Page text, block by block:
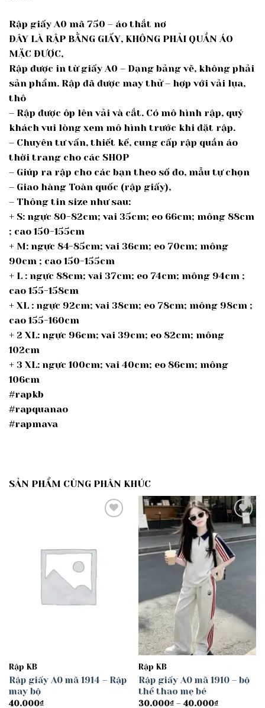
Rập giấy A0 mã 750 – áo thắt nơ
ĐÂY LÀ RẬP BẰNG GIẤY, KHÔNG PHẢI QUẦN ÁO
MẶC ĐƯỢC,
Rập được in từ giấy A0 – Dạng bảng vẽ, không phải
sản phẩm. Rập đã được may thử – hợp với vải lụa,
thô
– Rập được ôp lên vải và cắt. Có mô hình rập, quý
khách vui lòng xem mô hình trước khi đặt rập.
– Chuyên tư vấn, thiết kế, cung cấp rập quần áo
thời trang cho các SHOP
– Giúp ra rập cho các bạn theo số đo, mẫu tự chọn
– Giao hàng Toàn quốc (rập giấy),
– Thông tin size như sau:
+ S: ngực 80-82cm; vai 35cm; eo 66cm; mông 88cm
; cao 150-155cm
+ M: ngực 84-85cm; vai 36cm; eo 70cm; mông
90cm ; cao 150-155cm
+ L : ngực 88cm; vai 37cm; eo 74cm; mông 94cm ;
cao 155-158cm
+ XL : ngực 92cm; vai 38cm; eo 78cm; mông 98cm ;
cao 155-160cm
+ 2 XL: ngực 96cm; vai 39cm; eo 82cm; mông
102cm
+ 3 XL: ngực 100cm; vai 40cm; eo 86cm; mông
106cm
#rapkb
#rapquanao
#rapmava
SẢN PHẨM CÙNG PHÂN KHÚC
Rập KB
Rập giấy A0 mã 1914 – Rập
may bộ
40.000₫
Add to
wishlist
Rập KB
Rập giấy A0 mã 1910 – bộ
thể thao mẹ bé
30.000₫ – 40.000₫Khoảng